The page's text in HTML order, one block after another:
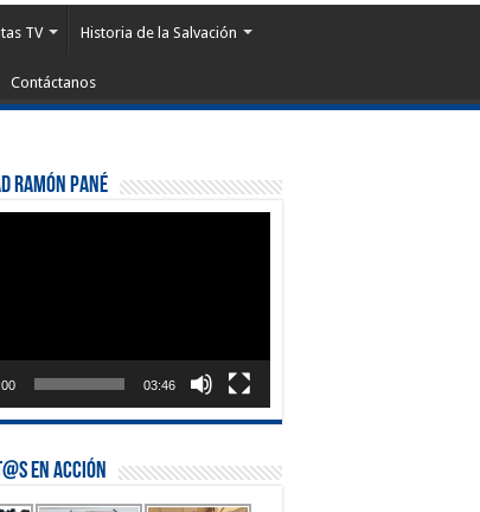
TV Historia de la Salvación
Contáctanos
Ramón Pané
03:46
en Acción